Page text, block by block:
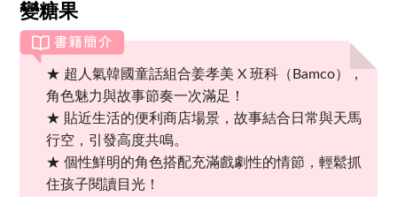
變糖果
★ 超人氣韓國童話組合姜孝美 X 班科（Bamco），
角色魅力與故事節奏一次滿足！
★ 貼近生活的便利商店場景，故事結合日常與天馬
行空，引發高度共鳴。
★ 個性鮮明的角色搭配充滿戲劇性的情節，輕鬆抓
住孩子閱讀目光！